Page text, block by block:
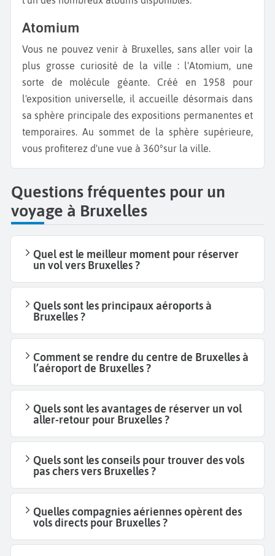
Atomium
Vous ne pouvez venir à Bruxelles, sans aller voir la
plus grosse curiosité de la ville : l'Atomium, une
sorte de molécule géante. Créé en 1958 pour
l'exposition universelle, il accueille désormais dans
sa sphère principale des expositions permanentes et
temporaires. Au sommet de la sphère supérieure,
vous profiterez d'une vue à 360°sur la ville.
Questions fréquentes pour un
voyage à Bruxelles
Quel est le meilleur moment pour réserver
un vol vers Bruxelles ?
Quels sont les principaux aéroports à
Bruxelles ?
Comment se rendre du centre de Bruxelles à
l’aéroport de Bruxelles ?
Quels sont les avantages de réserver un vol
aller-retour pour Bruxelles ?
Quels sont les conseils pour trouver des vols
pas chers vers Bruxelles ?
Quelles compagnies aériennes opèrent des
vols directs pour Bruxelles ?